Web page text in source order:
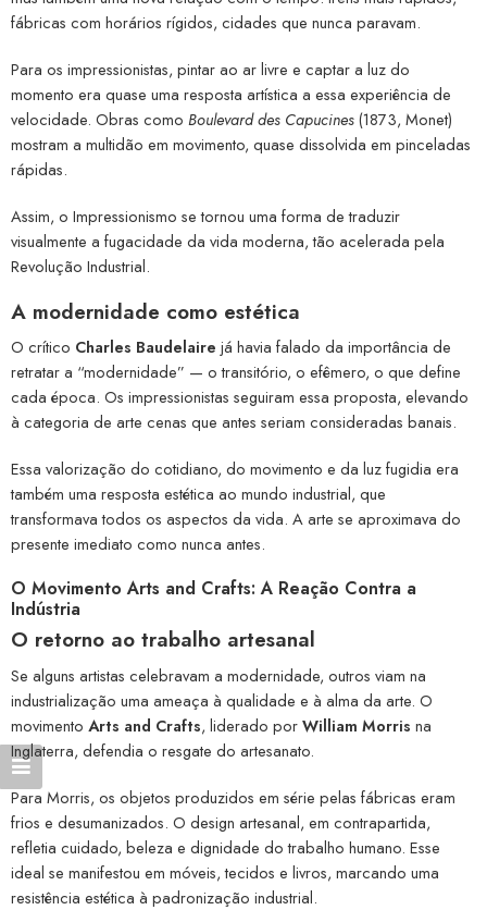
fábricas com horários rígidos, cidades que nunca paravam.
Para os impressionistas, pintar ao ar livre e captar a luz do
momento era quase uma resposta artística a essa experiência de
velocidade. Obras como Boulevard des Capucines(1873, Monet)
mostram a multidão em movimento, quase dissolvida em pinceladas
rápidas.
Assim, o Impressionismo se tornou uma forma de traduzir
visualmente a fugacidade da vida moderna, tão acelerada pela
Revolução Industrial.
A modernidade como estética
O crítico Charles Baudelaire já havia falado da importância de
retratar a “modernidade” — o transitório, o efêmero, o que define
cada época. Os impressionistas seguiram essa proposta, elevando
à categoria de arte cenas que antes seriam consideradas banais.
Essa valorização do cotidiano, do movimento e da luz fugidia era
também uma resposta estética ao mundo industrial, que
transformava todos os aspectos da vida. A arte se aproximava do
presente imediato como nunca antes.
O Movimento Arts and Crafts: A Reação Contra a
Indústria
O retorno ao trabalho artesanal
Se alguns artistas celebravam a modernidade, outros viam na
industrialização uma ameaça à qualidade e à alma da arte. O
movimento Arts and Crafts, liderado porWilliam Morris na
Inglaterra, defendia o resgate do artesanato.
Para Morris, os objetos produzidos em série pelas fábricas eram
frios e desumanizados. O design artesanal, em contrapartida,
refletia cuidado, beleza e dignidade do trabalho humano. Esse
ideal se manifestou em móveis, tecidos e livros, marcando uma
resistência estética à padronização industrial.